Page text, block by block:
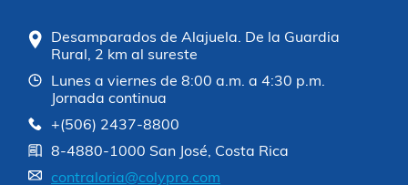
Desamparados de Alajuela. De la Guardia
Rural, 2 km al sureste
Lunes a viernes de 8:00 a.m. a 4:30 p.m.
Jornada continua
+(506) 2437-8800
8-4880-1000 San José, Costa Rica
contraloria@colypro.com